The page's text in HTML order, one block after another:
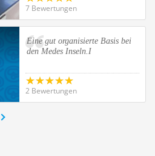
7 Bewertungen
Eine gut organisierte Basis bei
den Medes Inseln.I
2 Bewertungen